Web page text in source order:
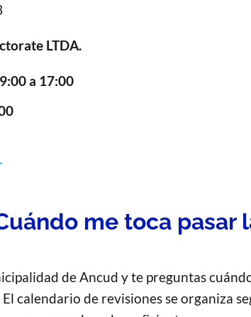
LTDA.
a 17:00
me toca pasar
de Ancud y te preguntas
calendario de revisiones se organiza